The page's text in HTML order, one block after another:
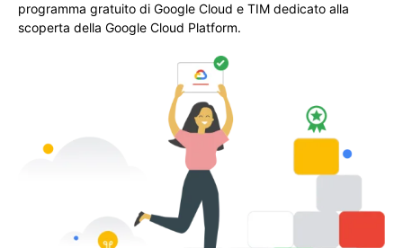
programma gratuito di Google Cloud e TIM dedicato alla
scoperta della Google Cloud Platform.